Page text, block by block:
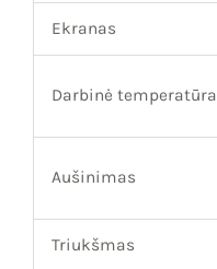
Ekranas
Darbinė temperatūra
Aušinimas
Triukšmas